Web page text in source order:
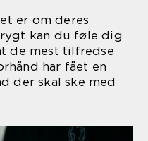
er om deres
kan du føle dig
de mest tilfredse
har fået en
der skal ske med